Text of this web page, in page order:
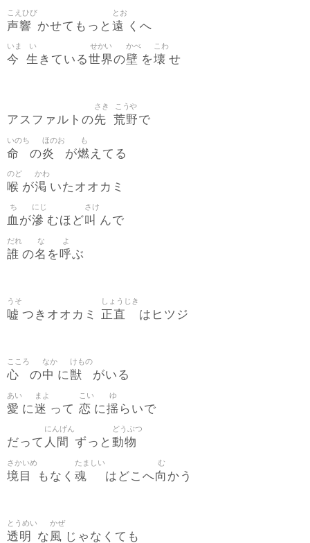
声響
こえひび
かせてもっと 遠
とお
くへ
今
いま
生
い
きている世界
せかい
の壁
かべ
を壊
こわ
せ
アスファルトの先
さき
荒野
こうや
で
命
いのち
の炎
ほのお
が燃
も
えてる
喉
のど
が渇
かわ
いたオオカミ
血
ち
が滲
にじ
むほど叫
さけ
んで
誰
だれ
の名
な
を呼
よ
ぶ
嘘
うそ
つきオオカミ 正直
しょうじき
はヒツジ
心
こころ
の中
なか
に獣
けもの
がいる
愛
あい
に迷
まよ
って 恋
こい
に揺
ゆ
らいで
だって 人間
にんげん
ずっと 動物
どうぶつ
境目
さかいめ
もなく 魂
たましい
はどこへ向
む
かう
透明
とうめい
な風
かぜ
じゃなくても